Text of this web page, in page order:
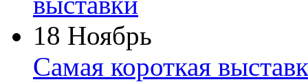
18 Ноябрь
Самая короткая